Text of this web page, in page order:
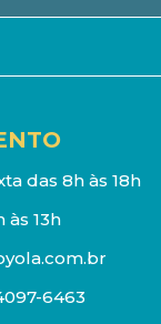
das 8h às 18h
às 13h
6463